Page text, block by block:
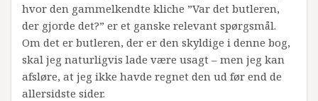
hvor den gammelkendte kliche ”Var det butleren,
der gjorde det?” er et ganske relevant spørgsmål.
Om det er butleren, der er den skyldige i denne bog,
skal jeg naturligvis lade være usagt – men jeg kan
afsløre, at jeg ikke havde regnet den ud før end de
allersidste sider.